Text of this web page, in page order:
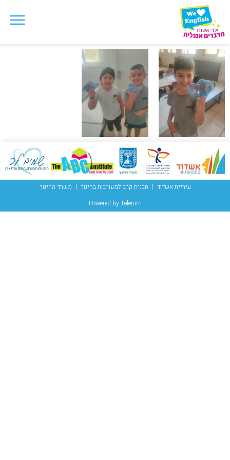
עיריית אשדוד תכנית קרב למעורבות בחינוך
משרד החינוך
Powered by Telerom